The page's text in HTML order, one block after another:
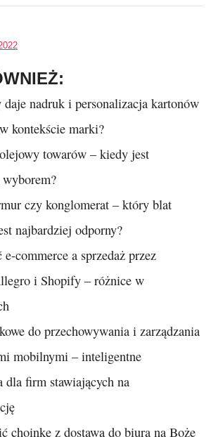
daje nadruk i personalizacja kartonów
kontekście marki?
towarów – kiedy jest
czy konglomerat – który blat
najbardziej odporny?
e-commerce a sprzedaż przez
i Shopify – różnice w
do przechowywania i zarządzania
mobilnymi – inteligentne
dla firm stawiających na
choinkę z dostawą do biura na Boże